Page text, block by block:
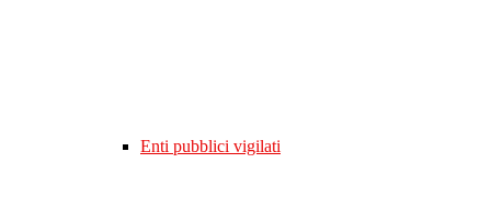
Enti pubblici vigilati